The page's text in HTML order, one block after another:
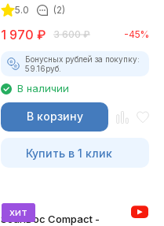
5.0 (2)
1 970 ₽ 3 600 ₽ -45%
Бонусных рублей за покупку:
59.16руб.
В наличии
В корзину
Купить в 1 клик
хит
ScanDoc Compact -